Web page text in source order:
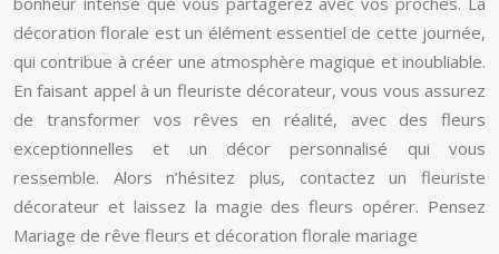
décoration florale est un élément essentiel de cette journée,
qui contribue à créer une atmosphère magique et inoubliable.
En faisant appel à un fleuriste décorateur, vous vous assurez
de transformer vos rêves en réalité, avec des fleurs
exceptionnelles et un décor personnalisé qui vous
ressemble. Alors n’hésitez plus, contactez un fleuriste
décorateur et laissez la magie des fleurs opérer. Pensez
Mariage de rêve fleurs et décoration florale mariage